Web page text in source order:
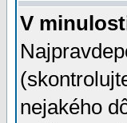
V
nejakého